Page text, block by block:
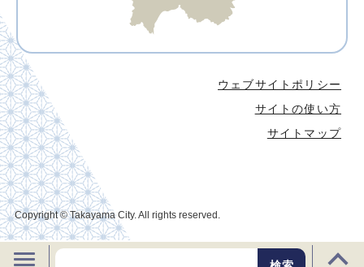
ウェブサイトポリシー
サイトの使い方
サイトマップ
Copyright © Takayama City. All rights reserved.